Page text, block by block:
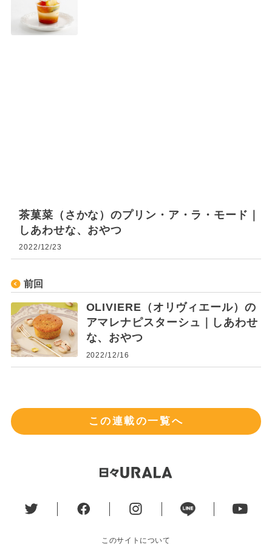
茶菓菜（さかな）のプリン・ア・ラ・モード｜
しあわせな、おやつ
2022/12/23
前回
OLIVIERE（オリヴィエール）の
アマレナピスターシュ｜しあわせ
な、おやつ
2022/12/16
この連載の一覧へ
このサイトについて